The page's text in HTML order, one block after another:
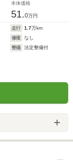
本体価格
51.0万円
走行 1.7万km
修復
なし
整備
法定整備付